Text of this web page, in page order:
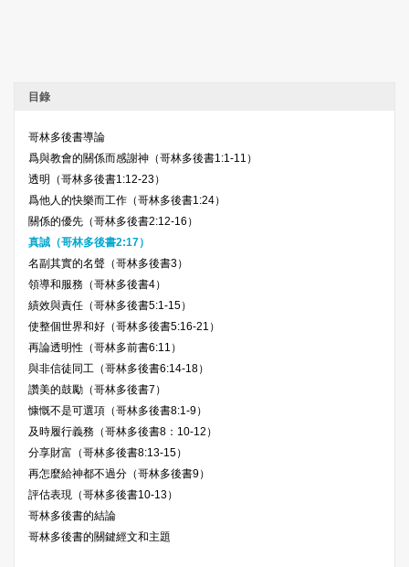
目錄
哥林多後書導論
爲與教會的關係而感謝神（哥林多後書1:1-11）
透明（哥林多後書1:12-23）
爲他人的快樂而工作（哥林多後書1:24）
關係的優先（哥林多後書2:12-16）
真誠（哥林多後書2:17）
名副其實的名聲（哥林多後書3）
領導和服務（哥林多後書4）
績效與責任（哥林多後書5:1-15）
使整個世界和好（哥林多後書5:16-21）
再論透明性（哥林多前書6:11）
與非信徒同工（哥林多後書6:14-18）
讚美的鼓勵（哥林多後書7）
慷慨不是可選項（哥林多後書8:1-9）
及時履行義務（哥林多後書8：10-12）
分享財富（哥林多後書8:13-15）
再怎麼給神都不過分（哥林多後書9）
評估表現（哥林多後書10-13）
哥林多後書的結論
哥林多後書的關鍵經文和主題